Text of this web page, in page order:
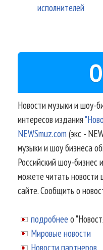
исполнителей
Новости музыки и шоу-
интересов издания
NEWSmuz.com(экс -
музыки и шоу бизнеса
Российский шоу-
можете читать новости
сайте. Сообщить о
подробнее о
Мировые новости
Новости партнеров